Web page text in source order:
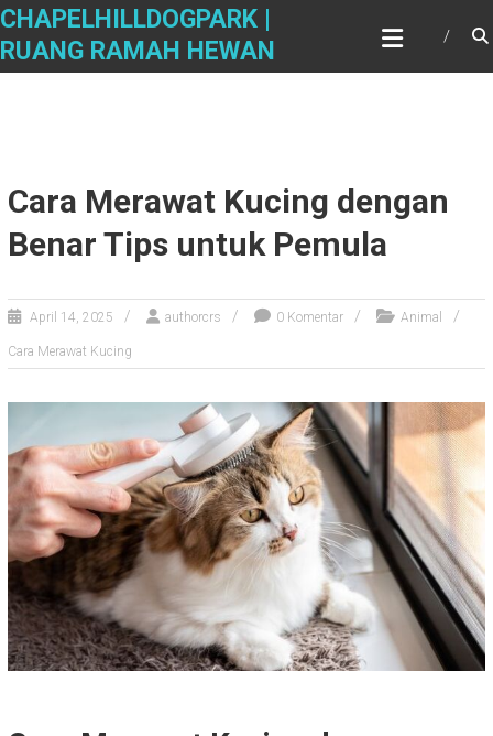
Skip
content
CHAPELHILLDOGPARK |
RUANG RAMAH HEWAN
Cara Merawat Kucing dengan
Benar Tips untuk Pemula
April 14, 2025 authorcrs 0 Komentar Animal
Cara Merawat Kucing